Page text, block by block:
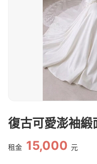
復古可愛澎袖緞
租金 15,000 元